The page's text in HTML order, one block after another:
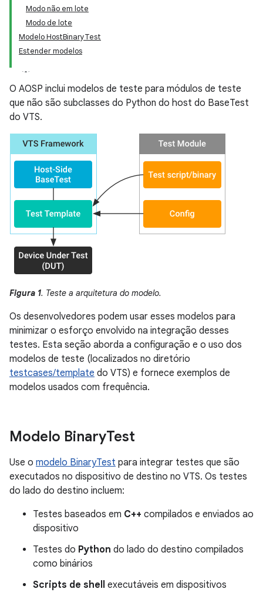
Modo não em lote
Modo de lote
Modelo HostBinaryTest
Estender modelos
O AOSP inclui modelos de teste para módulos de teste
que não são subclasses do Python do host do BaseTest
do VTS.
Figura 1. Teste a arquitetura do modelo.
Os desenvolvedores podem usar esses modelos para
minimizar o esforço envolvido na integração desses
testes. Esta seção aborda a configuração e o uso dos
modelos de teste (localizados no diretório
testcases/template do VTS) e fornece exemplos de
modelos usados com frequência.
Modelo BinaryTest
Use o modelo BinaryTest para integrar testes que são
executados no dispositivo de destino no VTS. Os testes
do lado do destino incluem:
Testes baseados em C++ compilados e enviados ao
dispositivo
Testes do Python do lado do destino compilados
como binários
Scripts de shell executáveis em dispositivos